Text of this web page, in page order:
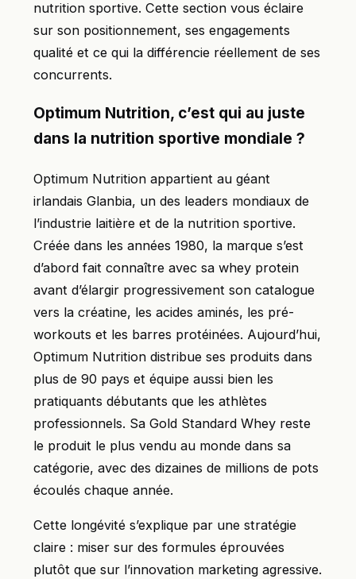
nutrition sportive. Cette section vous éclaire
sur son positionnement, ses engagements
qualité et ce qui la différencie réellement de ses
concurrents.
Optimum Nutrition, c’est qui au juste
dans la nutrition sportive mondiale ?
Optimum Nutrition appartient au géant
irlandais Glanbia, un des leaders mondiaux de
l’industrie laitière et de la nutrition sportive.
Créée dans les années 1980, la marque s’est
d’abord fait connaître avec sa whey protein
avant d’élargir progressivement son catalogue
vers la créatine, les acides aminés, les pré-
workouts et les barres protéinées. Aujourd’hui,
Optimum Nutrition distribue ses produits dans
plus de 90 pays et équipe aussi bien les
pratiquants débutants que les athlètes
professionnels. Sa Gold Standard Whey reste
le produit le plus vendu au monde dans sa
catégorie, avec des dizaines de millions de pots
écoulés chaque année.
Cette longévité s’explique par une stratégie
claire : miser sur des formules éprouvées
plutôt que sur l’innovation marketing agressive.